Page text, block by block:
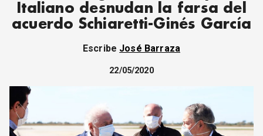
MOVIMIENTO OBRERO
MUJER
SOCIEDAD Y CULTURA
JUVENTUD
ARCHIVO
DECLARACIONES
Italiano desnudan la farsa del
acuerdo Schiaretti-Ginés García
Escribe José Barraza
22/05/2020